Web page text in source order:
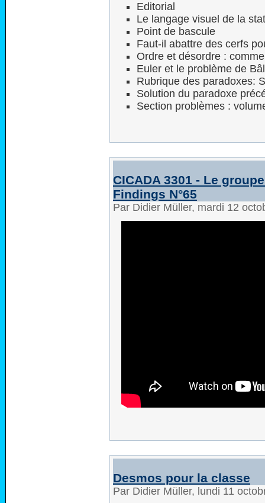
Editorial
Le langage visuel de la
Point de bascule
Faut-il abattre des cerfs
Ordre et désordre :
Euler et le problème de
Rubrique des paradoxes:
Solution du paradoxe
Section problèmes :
CICADA 3301 - Le
Findings N°65
Par Didier Müller, mardi 12
Desmos pour la classe
Par Didier Müller, lundi 11